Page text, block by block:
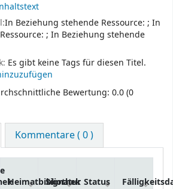
In Beziehung stehende Ressource: ; In
; In Beziehung stehende
Es gibt keine Tags für diesen Titel.
Bewertung: 0.0 (0
Kommentare ( 0 )
Heimatbibliothek
Signatur Status